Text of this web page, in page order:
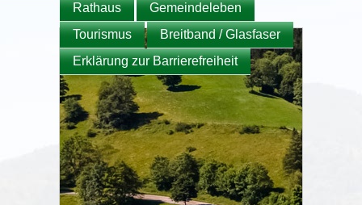
Rathaus
Gemeindeleben
Tourismus
Breitband / Glasfaser
Erklärung zur Barrierefreiheit